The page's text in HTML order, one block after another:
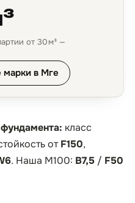
от 30 м³ —
марки в Мге
класс
отF150,
. Наша М100: B7,5 / F50